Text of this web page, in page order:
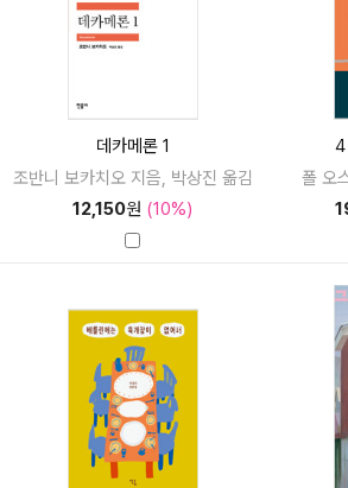
데카메론 1
조반니 보카치오 지음, 박상진 옮김
12,150원 (10%)
4
폴 오